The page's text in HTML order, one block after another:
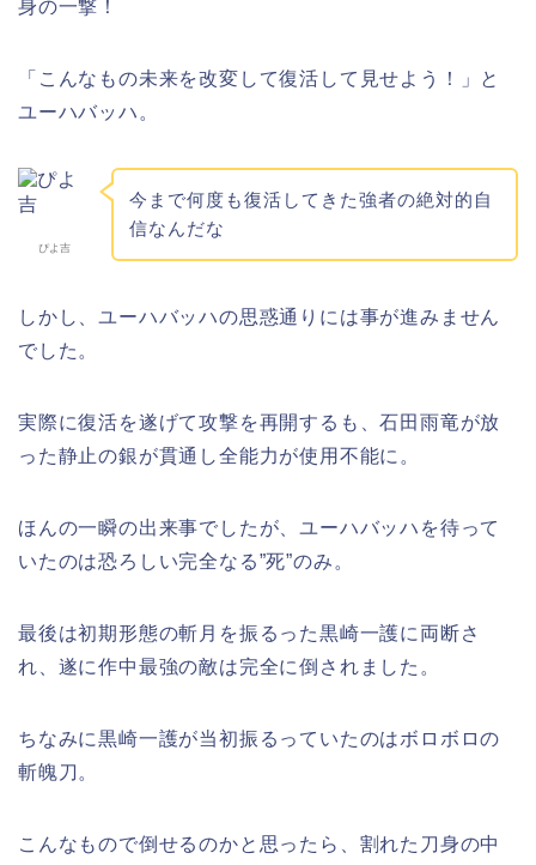
身の一撃！
「こんなもの未来を改変して復活して見せよう！」と
ユーハバッハ。
ぴよ吉
今まで何度も復活してきた強者の絶対的自
信なんだな
しかし、ユーハバッハの思惑通りには事が進みません
でした。
実際に復活を遂げて攻撃を再開するも、石田雨竜が放
った静止の銀が貫通し全能力が使用不能に。
ほんの一瞬の出来事でしたが、ユーハバッハを待って
いたのは恐ろしい完全なる”死”のみ。
最後は初期形態の斬月を振るった黒崎一護に両断さ
れ、遂に作中最強の敵は完全に倒されました。
ちなみに黒崎一護が当初振るっていたのはボロボロの
斬魄刀。
こんなもので倒せるのかと思ったら、割れた刀身の中